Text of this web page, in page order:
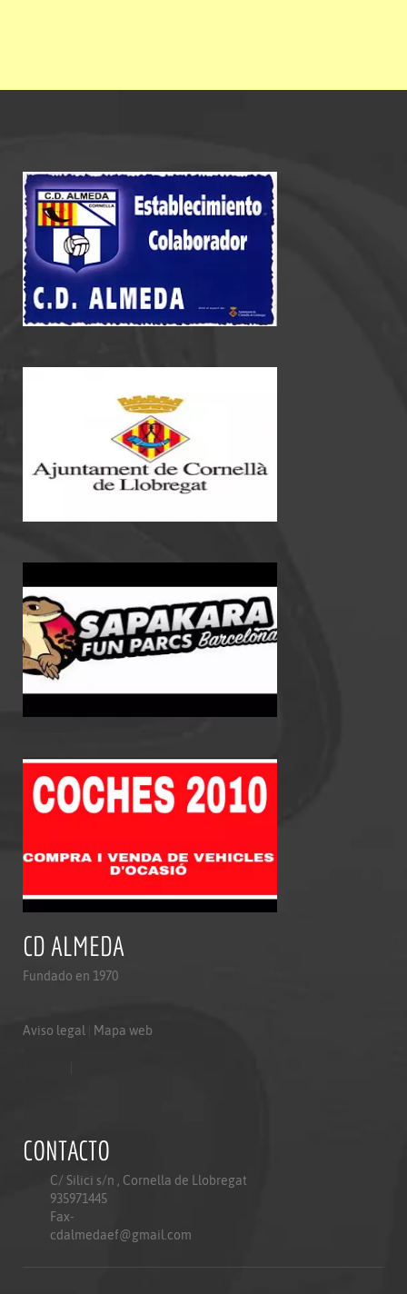
CD ALMEDA
Fundado en 1970
Aviso legal Mapa web
CONTACTO
C/ Silici s/n , Cornella de Llobregat
935971445
Fax-
cdalmedaef@gmail.com